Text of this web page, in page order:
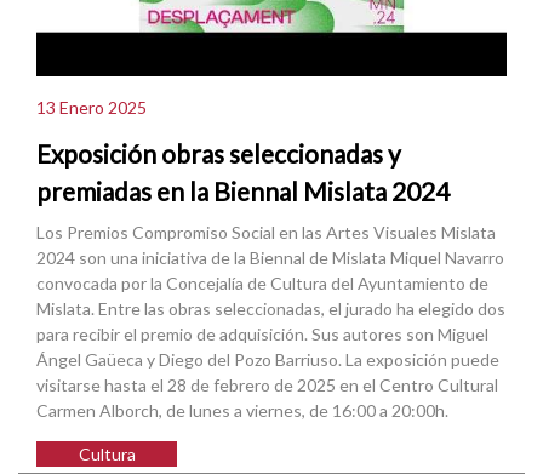
13 Enero 2025
Exposición obras seleccionadas y
premiadas en la Biennal Mislata 2024
Los Premios Compromiso Social en las Artes Visuales Mislata
2024 son una iniciativa de la Biennal de Mislata Miquel Navarro
convocada por la Concejalía de Cultura del Ayuntamiento de
Mislata. Entre las obras seleccionadas, el jurado ha elegido dos
para recibir el premio de adquisición. Sus autores son Miguel
Ángel Gaüeca y Diego del Pozo Barriuso. La exposición puede
visitarse hasta el 28 de febrero de 2025 en el Centro Cultural
Carmen Alborch, de lunes a viernes, de 16:00 a 20:00h.
Cultura